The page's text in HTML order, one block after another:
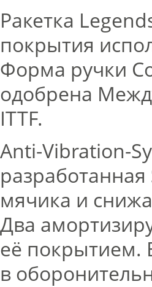
Ракетка
покрытия
Форма ручки
одобрена
ITTF.
Anti-Vibration-
мячика и
Два
её покрытием.
в